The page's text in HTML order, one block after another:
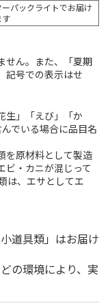
ーパックライトでお届け
す
せん。また、「夏期
記号での表示はせ
生」「えび」「か
でいる場合に品目名
を原材料として製造
ビ・カニが混じって
は、エサとしてエ
道具類」はお届け
の環境により、実